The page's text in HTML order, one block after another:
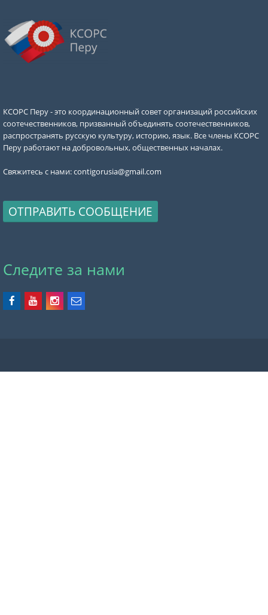
КСОРС Перу - это координационный совет организаций российских
соотечественников, призванный объединять соотечественников,
распространять русскую культуру, историю, язык. Все члены КСОРС
Перу работают на добровольных, общественных началах.
Свяжитесь с нами:contigorusia@gmail.com
ОТПРАВИТЬ СООБЩЕНИЕ
Следите за нами